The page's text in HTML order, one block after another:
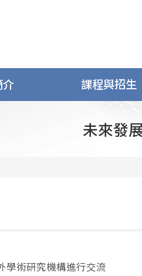
介 課程與招生
未來發
學術研究機構進行交流